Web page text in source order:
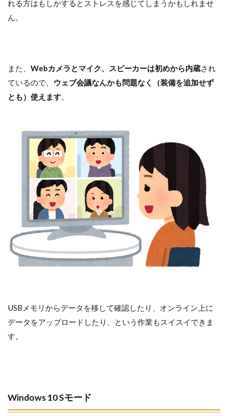
れる方はもしかするとストレスを感じてしまうかもしれませ
ん。
また、 Webカメラとマイク、スピーカーは初めから内蔵され
ているので、 ウェブ会議なんかも問題なく（装備を追加せず
とも）使えます。
USBメモリからデータを移して確認したり、オンライン上に
データをアップロードしたり、という作業もスイスイできま
す。
Windows 10 Sモード